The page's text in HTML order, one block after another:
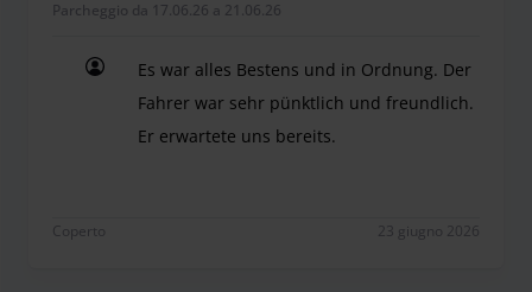
Parcheggio da 17.06.26 a 21.06.26
Es war alles Bestens und in Ordnung. Der
Fahrer war sehr pünktlich und freundlich.
Er erwartete uns bereits.
Coperto 23 giugno 2026